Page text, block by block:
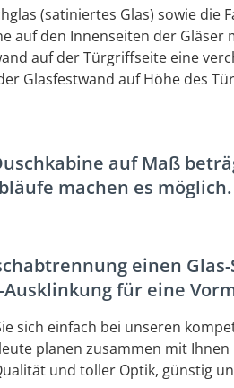
(satiniertes Glas) sowie die
auf den Innenseiten der Gläser
auf der Türgriffseite eine
Glasfestwand auf Höhe des
auf Maß
machen es möglich.
einen
für eine
sich einfach bei unseren
planen zusammen mit
und toller Optik, günstig